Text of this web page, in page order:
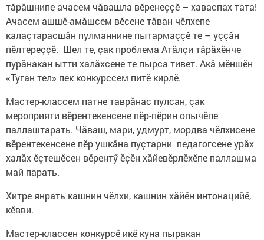
тăрăшнипе ачасем чăвашла вӗренеç­çӗ – хаваспах тата!
Ачасем ашшӗ-амăшсем вӗсене тăван чӗлхепе
калаçтарасшăн пулманнине пытармаççӗ те – уççăн
пӗлтереççӗ. Шел те, çак проблема Атăлçи тăрăхӗнче
пурăнакан ытти халăхсене те пырса тивет. Акă мӗншӗн
«Туган тел» пек конкурссем питӗ кирлӗ.
Мастер-классем патне таврăнас пулсан, çак
мероприяти вӗрентекенсене пӗр-пӗрин опычӗпе
паллаштарать. Чăваш, мари, удмурт, мордва чӗлхисене
вӗрентекенсене пӗр ушкăна пуçтарни педагогсене урăх
халăх ӗçтешӗсен вӗрентӳ ӗçӗн хăйевӗрлӗхӗпе паллашма
май парать.
Хитре янрать кашнин чӗлхи, кашнин хăйӗн интонацийӗ,
кӗвви.
Мастер-классен конкурсӗ икӗ куна пыракан